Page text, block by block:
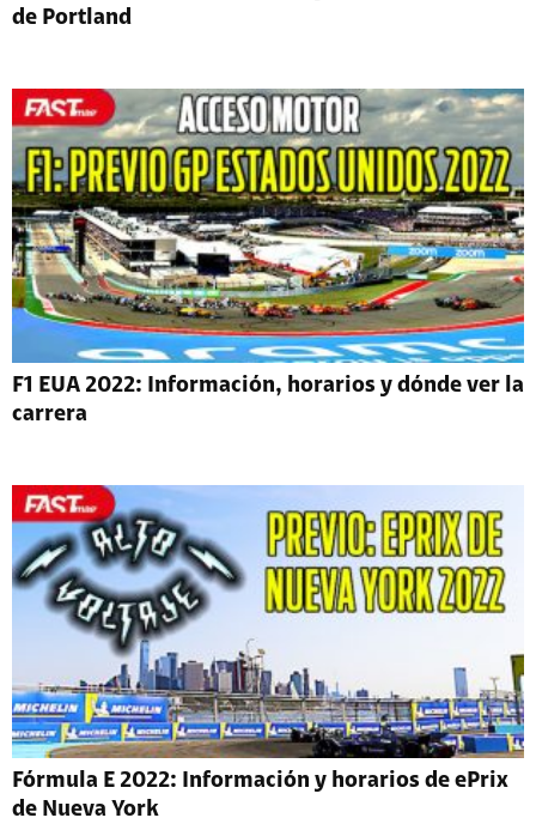
de Portland
F1 EUA 2022: Información, horarios y dónde ver la
carrera
Fórmula E 2022: Información y horarios de ePrix
de Nueva York